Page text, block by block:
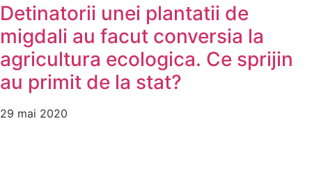
Detinatorii unei plantatii de
migdali au facut conversia la
agricultura ecologica. Ce sprijin
au primit de la stat?
29 mai 2020